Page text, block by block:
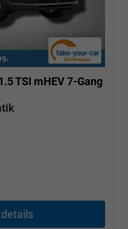
TSI mHEV 7-Gang